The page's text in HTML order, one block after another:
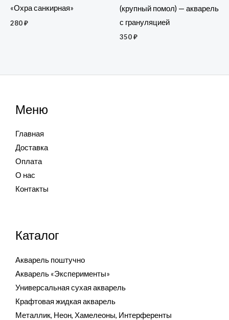
«Охра санкирная»
280₽
(крупный помол) — акварель
с грануляцией
350₽
Меню
Главная
Доставка
Оплата
О нас
Контакты
Каталог
Акварель поштучно
Акварель «Эксперименты»
Универсальная сухая акварель
Крафтовая жидкая акварель
Металлик, Неон, Хамелеоны, Интерференты